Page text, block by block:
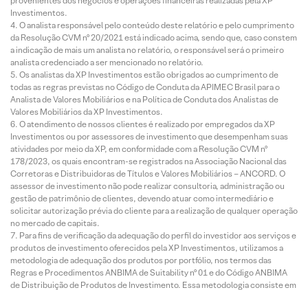
Investimentos.
O analista responsável pelo conteúdo deste relatório e pelo cumprimento
da Resolução CVM nº 20/2021 está indicado acima, sendo que, caso constem
a indicação de mais um analista no relatório, o responsável será o primeiro
analista credenciado a ser mencionado no relatório.
Os analistas da XP Investimentos estão obrigados ao cumprimento de
todas as regras previstas no Código de Conduta da APIMEC Brasil para o
Analista de Valores Mobiliários e na Política de Conduta dos Analistas de
Valores Mobiliários da XP Investimentos.
O atendimento de nossos clientes é realizado por empregados da XP
Investimentos ou por assessores de investimento que desempenham suas
atividades por meio da XP, em conformidade com a Resolução CVM nº
178/2023, os quais encontram-se registrados na Associação Nacional das
Corretoras e Distribuidoras de Títulos e Valores Mobiliários – ANCORD. O
assessor de investimento não pode realizar consultoria, administração ou
gestão de patrimônio de clientes, devendo atuar como intermediário e
solicitar autorização prévia do cliente para a realização de qualquer operação
no mercado de capitais.
Para fins de verificação da adequação do perfil do investidor aos serviços e
produtos de investimento oferecidos pela XP Investimentos, utilizamos a
metodologia de adequação dos produtos por portfólio, nos termos das
Regras e Procedimentos ANBIMA de Suitability nº 01 e do Código ANBIMA
de Distribuição de Produtos de Investimento. Essa metodologia consiste em